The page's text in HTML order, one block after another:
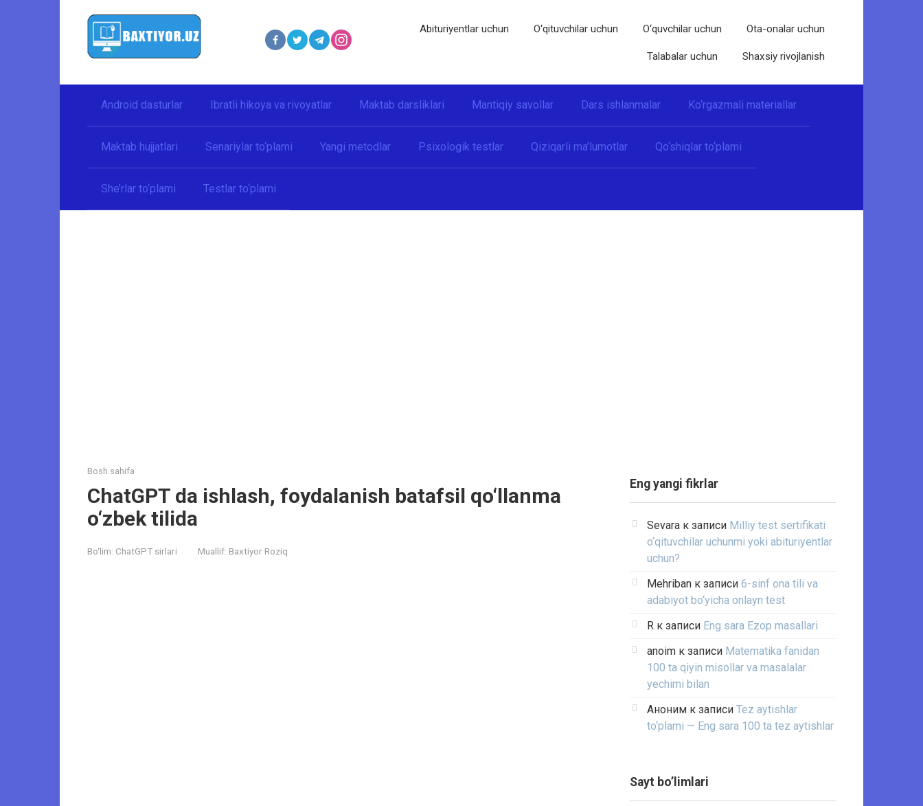
Abituriyentlar uchun O‘qituvchilar uchun O‘quvchilar uchun Ota-onalar uchun
Talabalar uchun Shaxsiy rivojlanish
Android dasturlar Ibratli hikoya va rivoyatlar Maktab darsliklari Mantiqiy savollar Dars ishlanmalar Ko‘rgazmali materiallar
Maktab hujjatlari Senariylar to‘plami Yangi metodlar Psixologik testlar Qiziqarli ma’lumotlar Qo‘shiqlar to‘plami
She’rlar to‘plami Testlar to‘plami
Bosh sahifa
ChatGPT da ishlash, foydalanish batafsil qo‘llanma
o‘zbek tilida
Bo‘lim: ChatGPT sirlari Muallif: Baxtiyor Roziq
Eng yangi fikrlar
Sevara к записи Milliy test sertifikati
o‘qituvchilar uchunmi yoki abituriyentlar
uchun?
Mehriban к записи 6-sinf ona tili va
adabiyot bo‘yicha onlayn test
R к записи Eng sara Ezop masallari
anoim к записи Matematika fanidan
100 ta qiyin misollar va masalalar
yechimi bilan
Аноним к записи Tez aytishlar
to‘plami — Eng sara 100 ta tez aytishlar
Sayt bo’limlari